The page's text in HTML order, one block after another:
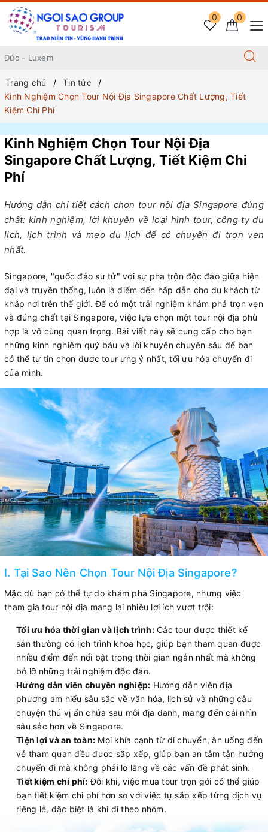
0
0
Trang chủ
Tin tức
Kinh Nghiệm Chọn Tour Nội Địa Singapore Chất Lượng, Tiết
Kiệm Chi Phí
Kinh Nghiệm Chọn Tour Nội Địa
Singapore Chất Lượng, Tiết Kiệm Chi
Phí
Hướng dẫn chi tiết cách chọn tour nội địa Singapore đúng
chất: kinh nghiệm, lời khuyên về loại hình tour, công ty du
lịch, lịch trình và mẹo du lịch để có chuyến đi trọn vẹn
nhất.
Singapore, "quốc đảo sư tử" với sự pha trộn độc đáo giữa hiện
đại và truyền thống, luôn là điểm đến hấp dẫn cho du khách từ
khắp nơi trên thế giới. Để có một trải nghiệm khám phá trọn vẹn
và đúng chất tại Singapore, việc lựa chọn một tour nội địa phù
hợp là vô cùng quan trọng. Bài viết này sẽ cung cấp cho bạn
những kinh nghiệm quý báu và lời khuyên chuyên sâu để bạn
có thể tự tin chọn được tour ưng ý nhất, tối ưu hóa chuyến đi
của mình.
I. Tại Sao Nên Chọn Tour Nội Địa Singapore?
Mặc dù bạn có thể tự do khám phá Singapore, nhưng việc
tham gia tour nội địa mang lại nhiều lợi ích vượt trội:
Tối ưu hóa thời gian và lịch trình:Các tour được thiết kế
sẵn thường có lịch trình khoa học, giúp bạn tham quan được
nhiều điểm đến nổi bật trong thời gian ngắn nhất mà không
bỏ lỡ những trải nghiệm độc đáo.
Hướng dẫn viên chuyên nghiệp: Hướng dẫn viên địa
phương am hiểu sâu sắc về văn hóa, lịch sử và những câu
chuyện thú vị ẩn chứa sau mỗi địa danh, mang đến cái nhìn
sâu sắc hơn về Singapore.
Tiện lợi và an toàn: Mọi khía cạnh từ di chuyển, ăn uống đến
vé tham quan đều được sắp xếp, giúp bạn an tâm tận hưởng
chuyến đi mà không phải lo lắng về các vấn đề phát sinh.
Tiết kiệm chi phí: Đôi khi, việc mua tour trọn gói có thể giúp
bạn tiết kiệm chi phí hơn so với việc tự sắp xếp từng dịch vụ
riêng lẻ, đặc biệt là khi đi theo nhóm.